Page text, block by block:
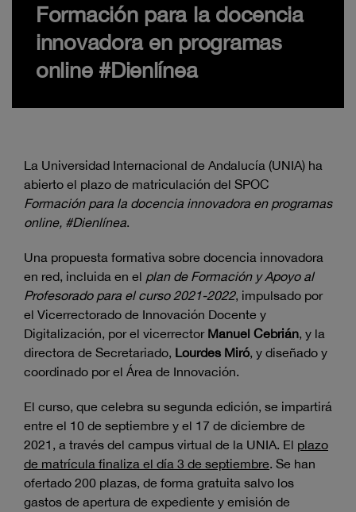
Formación para la docencia
innovadora en programas
online #Dienlínea
La Universidad Internacional de Andalucía (UNIA) ha
abierto el plazo de matriculación del SPOC
Formación para la docencia innovadora en programas
online, #Dienlínea.
Una propuesta formativa sobre docencia innovadora
en red, incluida en el plan de Formación y Apoyo al
Profesorado para el curso 2021-2022, impulsado por
el Vicerrectorado de Innovación Docente y
Digitalización, por el vicerrector Manuel Cebrián, y la
directora de Secretariado, Lourdes Miró, y diseñado y
coordinado por el Área de Innovación.
El curso, que celebra su segunda edición, se impartirá
entre el 10 de septiembre y el 17 de diciembre de
2021, a través del campus virtual de la UNIA. El plazo
de matrícula finaliza el día 3 de septiembre. Se han
ofertado 200 plazas, de forma gratuita salvo los
gastos de apertura de expediente y emisión de